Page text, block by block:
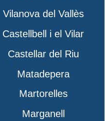
Vilanova del Vallès
Castellbell i el Vilar
Castellar del Riu
Matadepera
Martorelles
Marganell